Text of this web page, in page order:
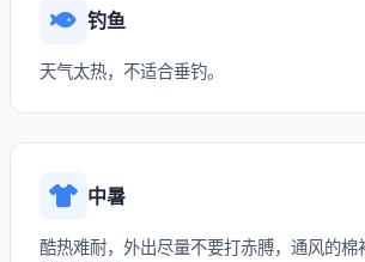
钓鱼
天气太热，不适合垂钓。
中暑
酷热难耐，外出尽量不要打赤膊，通风的棉